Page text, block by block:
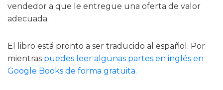
vendedor a que le entregue una oferta de valor
adecuada.
El libro está pronto a ser traducido al español. Por
mientras puedes leer algunas partes en inglés en
Google Books de forma gratuita.